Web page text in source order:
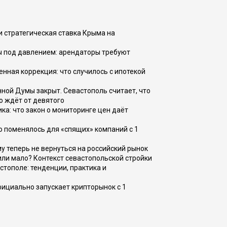
ставка Крыма на
под давлением: арендаторы требуют
коррекция: что случилось с ипотекой
Думы закрыт. Севастополь считает, что
ждёт от девятого
что закон о мониторинге цен даёт
для «спящих» компаний с 1
теперь не вернуться на российский рынок
мало? Контекст севастопольской стройки
тенденции, практика и
запускает крипторынок с 1